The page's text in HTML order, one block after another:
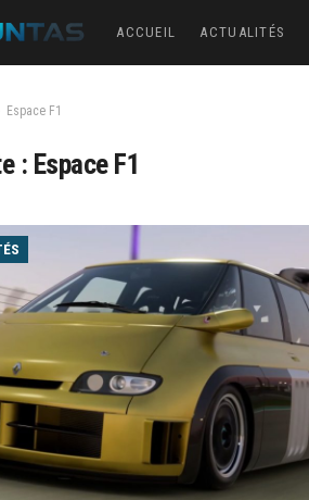
ACCUEIL ACTUALITÉS
Espace F1
: Espace F1